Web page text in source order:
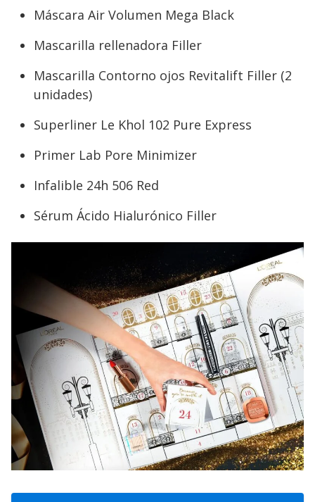
Máscara Air Volumen Mega Black
Mascarilla rellenadora Filler
Mascarilla Contorno ojos Revitalift Filler (2
unidades)
Superliner Le Khol 102 Pure Express
Primer Lab Pore Minimizer
Infalible 24h 506 Red
Sérum Ácido Hialurónico Filler